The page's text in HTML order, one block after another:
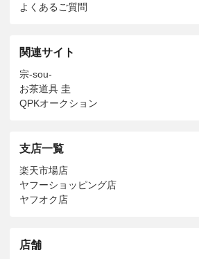
よくあるご質問
関連サイト
宗-sou-
お茶道具 圭
QPKオークション
支店一覧
楽天市場店
ヤフーショッピング店
ヤフオク店
店舗